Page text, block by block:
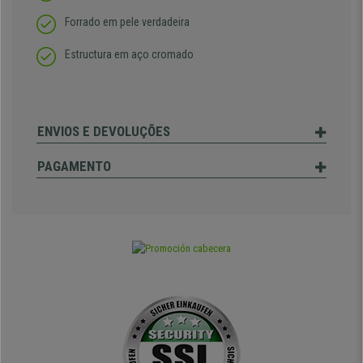
Forrado em pele verdadeira
Estructura em aço cromado
ENVIOS E DEVOLUÇÕES
PAGAMENTO